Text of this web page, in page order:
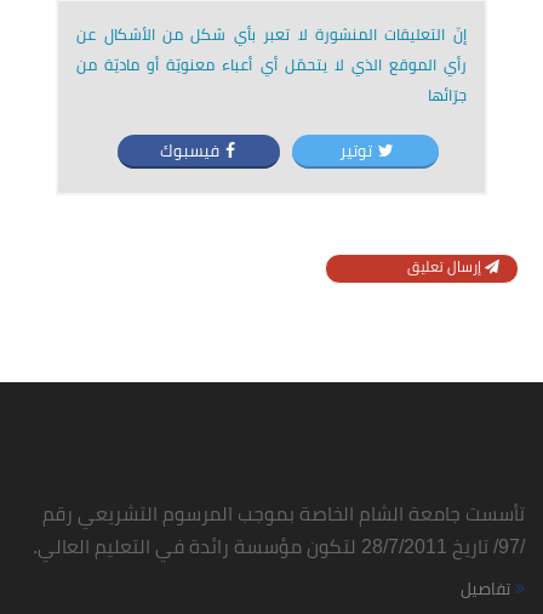
إنّ التعليقات المنشورة لا تعبر بأي شكل من الأشكال عن
رأي الموقع الذي لا يتحمّل أي أعباء معنويّة أو ماديّة من
جرّائها
توتير فيسبوك
إرسال تعليق
تأسست جامعة الشام الخاصة بموجب المرسوم التشريعي رقم
/97/ تاريخ 28/7/2011 لتكون مؤسسة رائدة في التعليم العالي.
تفاصيل